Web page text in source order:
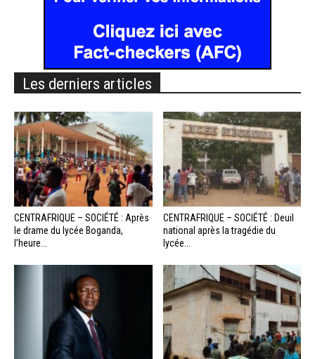
Les derniers articles
CENTRAFRIQUE – SOCIÉTÉ : Après
le drame du lycée Boganda,
l’heure...
CENTRAFRIQUE – SOCIÉTÉ : Deuil
national après la tragédie du
lycée...